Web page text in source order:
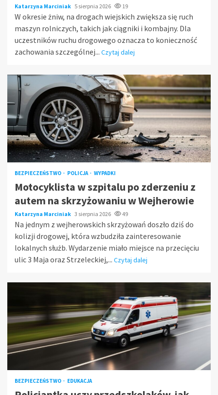
Katarzyna Marciniak 5 sierpnia 2026 19
W okresie żniw, na drogach wiejskich zwiększa się ruch
maszyn rolniczych, takich jak ciągniki i kombajny. Dla
uczestników ruchu drogowego oznacza to konieczność
zachowania szczególnej... Czytaj dalej
BEZPIECZEŃSTWO POLICJA WYPADKI
Motocyklista w szpitalu po zderzeniu z
autem na skrzyżowaniu w Wejherowie
Katarzyna Marciniak 3 sierpnia 2026 49
Na jednym z wejherowskich skrzyżowań doszło dziś do
kolizji drogowej, która wzbudziła zainteresowanie
lokalnych służb. Wydarzenie miało miejsce na przecięciu
ulic 3 Maja oraz Strzeleckiej,... Czytaj dalej
BEZPIECZEŃSTWO EDUKACJA